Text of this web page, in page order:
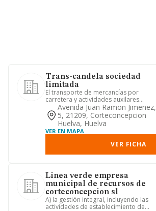
Trans-candela sociedad
limitada
El transporte de mercancías por
carretera y actividades auxilares
relacionadas con el mismo
Avenida Juan Ramon Jimenez,
5, 21209, Corteconcepcion
Huelva, Huelva
VER EN MAPA
VER FICHA
Linea verde empresa
municipal de recursos de
corteconcepcion sl
A) la gestión integral, incluyendo las
actividades de establecimiento de